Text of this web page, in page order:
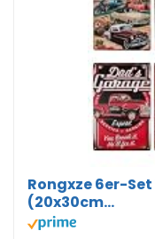
Rongxze 6er-
(20x30cm...